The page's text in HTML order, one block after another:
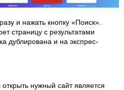
и нажать кнопку «Поиск».
страницу с результатами
дублирована и на экспрес-
нужный сайт является